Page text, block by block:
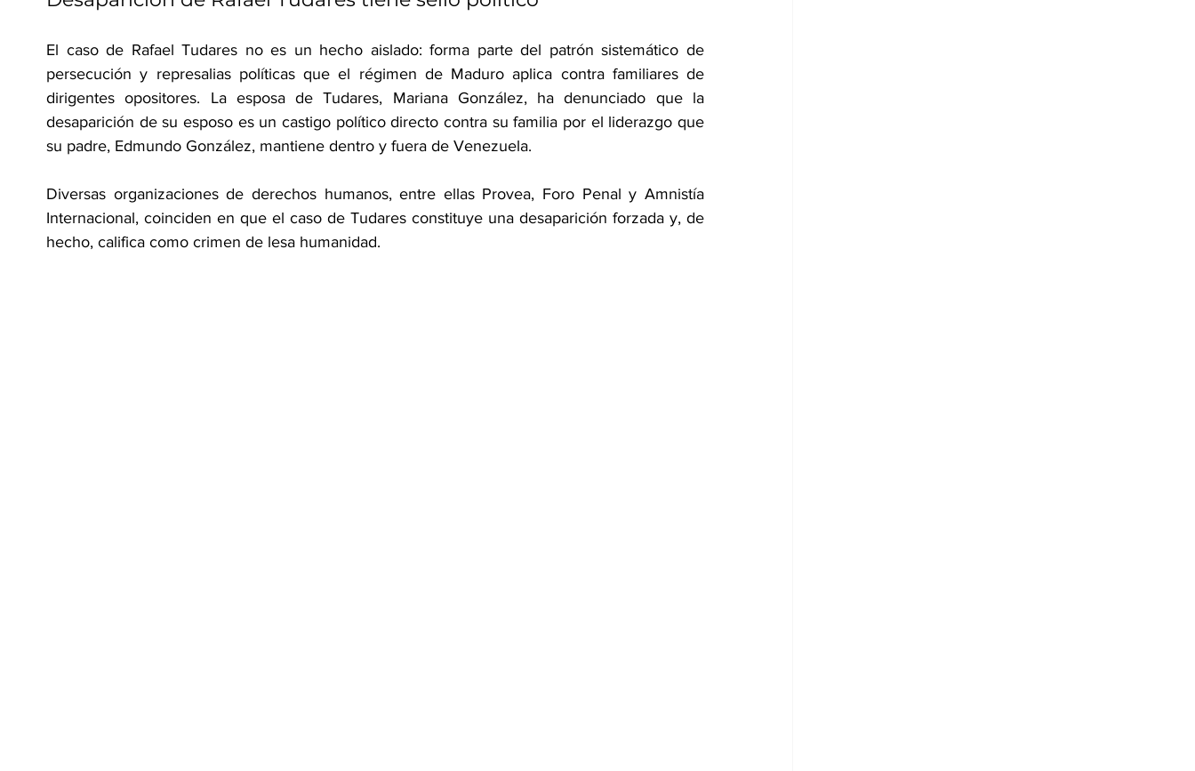
El caso de Rafael Tudares no es un hecho aislado: forma parte del patrón sistemático de
persecución y represalias políticas que el régimen de Maduro aplica contra familiares de
dirigentes opositores. La esposa de Tudares, Mariana González, ha denunciado que la
desaparición de su esposo es un castigo político directo contra su familia por el liderazgo que
su padre, Edmundo González, mantiene dentro y fuera de Venezuela.
Diversas organizaciones de derechos humanos, entre ellas Provea, Foro Penal y Amnistía
Internacional, coinciden en que el caso de Tudares constituye una desaparición forzada y, de
hecho, califica como crimen de lesa humanidad.